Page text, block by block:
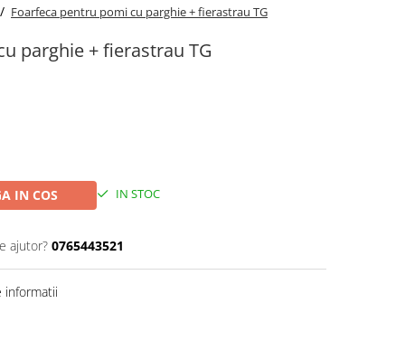
Foarfeca pentru pomi cu parghie + fierastrau TG
parghie + fierastrau TG
IN COS IN STOC
ajutor? 0765443521
informatii